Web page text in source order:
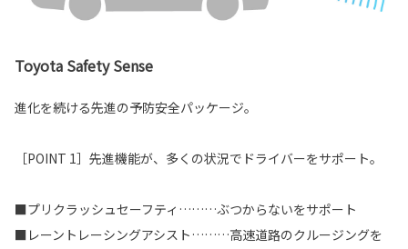
Toyota Safety Sense
進化を続ける先進の予防安全パッケージ。
［POINT 1］先進機能が、多くの状況でドライバーをサポート。
■プリクラッシュセーフティ………ぶつからないをサポート
■レーントレーシングアシスト………高速道路のクルージングを